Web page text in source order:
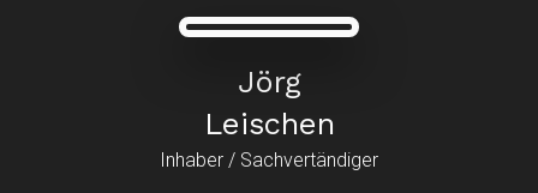
Jörg
Leischen
Inhaber / Sachvertändiger